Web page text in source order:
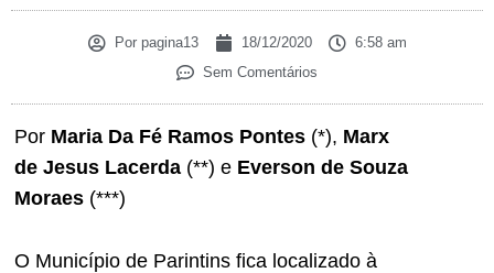
Porpagina13 18/12/2020
6:58 am
Sem Comentários
Por Maria Da Fé Ramos Pontes (*), Marx
de Jesus Lacerda (**) e Everson de Souza
Moraes (***)
O Município de Parintins fica localizado à